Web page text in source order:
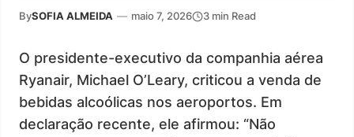
BySOFIA ALMEIDA — maio 7, 2026 3 min Read
O presidente-executivo da companhia aérea
Ryanair, Michael O’Leary, criticou a venda de
bebidas alcoólicas nos aeroportos. Em
declaração recente, ele afirmou: “Não